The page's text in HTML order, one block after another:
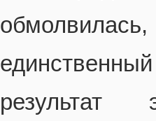
результат